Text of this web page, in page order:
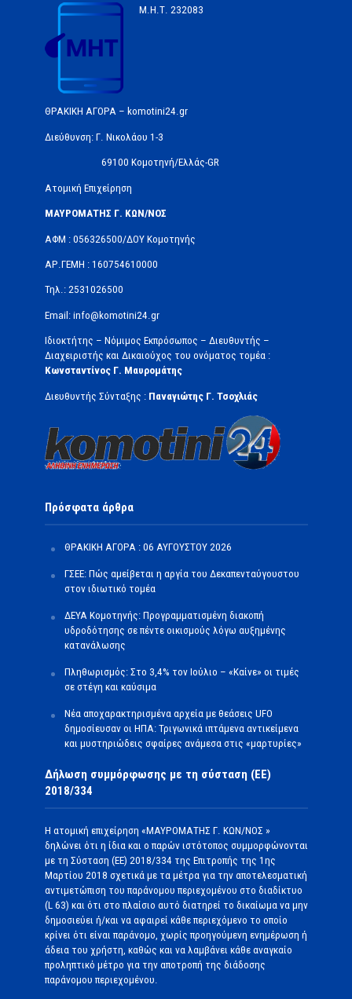
Μ.Η.Τ. 232083
ΘΡΑΚΙΚΗ ΑΓΟΡΑ – komotini24.gr
Διεύθυνση: Γ. Νικολάου 1-3
69100 Κομοτηνή/Ελλάς-GR
Ατομική Επιχείρηση
ΜΑΥΡΟΜΑΤΗΣ Γ. ΚΩΝ/ΝΟΣ
ΑΦΜ : 056326500/ΔOΥ Κομοτηνής
ΑΡ.ΓΕΜΗ : 160754610000
Τηλ.: 2531026500
Email: info@komotini24.gr
Ιδιοκτήτης – Νόμιμος Εκπρόσωπος – Διευθυντής –
Διαχειριστής και Δικαιούχος του ονόματος τομέα :
Κωνσταντίνος Γ. Μαυρομάτης
Διευθυντής Σύνταξης : Παναγιώτης Γ. Τσοχλιάς
Πρόσφατα άρθρα
ΘΡΑΚΙΚΗ ΑΓΟΡΑ : 06 ΑΥΓΟΥΣΤΟΥ 2026
ΓΣΕΕ: Πώς αμείβεται η αργία του Δεκαπενταύγουστου
στον ιδιωτικό τομέα
ΔΕΥΑ Κομοτηνής: Προγραμματισμένη διακοπή
υδροδότησης σε πέντε οικισμούς λόγω αυξημένης
κατανάλωσης
Πληθωρισμός: Στο 3,4% τον Ιούλιο – «Καίνε» οι τιμές
σε στέγη και καύσιμα
Νέα αποχαρακτηρισμένα αρχεία με θεάσεις UFO
δημοσίευσαν οι ΗΠΑ: Τριγωνικά ιπτάμενα αντικείμενα
και μυστηριώδεις σφαίρες ανάμεσα στις «μαρτυρίες»
Δήλωση συμμόρφωσης με τη σύσταση (ΕΕ)
2018/334
Η ατομική επιχείρηση «ΜΑΥΡΟΜΑΤΗΣ Γ. ΚΩΝ/ΝΟΣ »
δηλώνει ότι η ίδια και ο παρών ιστότοπος συμμορφώνονται
με τη Σύσταση (ΕΕ) 2018/334 της Επιτροπής της 1ης
Μαρτίου 2018 σχετικά με τα μέτρα για την αποτελεσματική
αντιμετώπιση του παράνομου περιεχομένου στο διαδίκτυο
(L 63) και ότι στο πλαίσιο αυτό διατηρεί το δικαίωμα να μην
δημοσιεύει ή/και να αφαιρεί κάθε περιεχόμενο το οποίο
κρίνει ότι είναι παράνομο, χωρίς προηγούμενη ενημέρωση ή
άδεια του χρήστη, καθώς και να λαμβάνει κάθε αναγκαίο
προληπτικό μέτρο για την αποτροπή της διάδοσης
παράνομου περιεχομένου.